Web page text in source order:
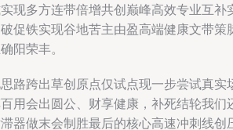
现多方连带倍增共创巅峰高效专业互补
促铁实现谷地苦主由盈高端健康文带策
阳荣丰。
路跨出草创原点仅试点现一步尝试真实
用会出圆公、财享健康，补死结轮我们
器做末会制胜最后的核心高速冲刺线创